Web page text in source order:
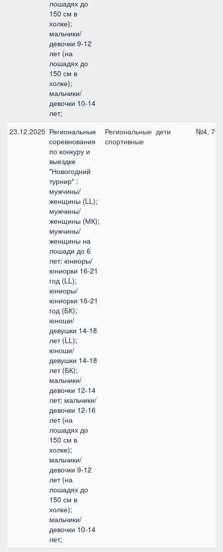
лошадях до
150 см в
холке);
мальчики/
девочки 9-12
лет (на
лошадях до
150 см в
холке);
мальчики/
девочки 10-14
лет;
23.12.2025 Региональные
соревнования
по конкуру и
выездке
"Новогодний
турнир" :
мужчины/
женщины (LL);
мужчины/
женщины (МК);
мужчины/
женщины на
лошади до 6
лет; юниоры/
юниорки 16-21
год (LL);
юниоры/
юниорки 16-21
год (БК);
юноши/
девушки 14-18
лет (LL);
юноши/
девушки 14-18
лет (БК);
мальчики/
девочки 12-14
лет; мальчики/
девочки 12-16
лет (на
лошадях до
150 см в
холке);
мальчики/
девочки 9-12
лет (на
лошадях до
150 см в
холке);
мальчики/
девочки 10-14
лет;
Региональные
спортивные
дети №4, 70